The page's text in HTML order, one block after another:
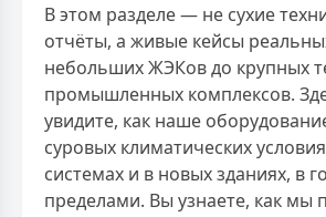
В этом разделе — не сухие
отчёты, а живые кейсы
небольших ЖЭКов до крупных
промышленных комплексов.
увидите, как наше
суровых климатических
системах и в новых зданиях, в
пределами. Вы узнаете, как мы